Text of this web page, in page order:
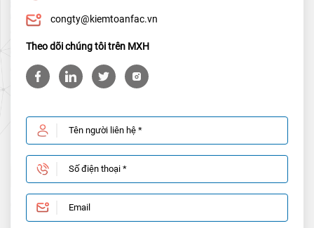
congty@kiemtoanfac.vn
Theo dõi chúng tôi trên MXH